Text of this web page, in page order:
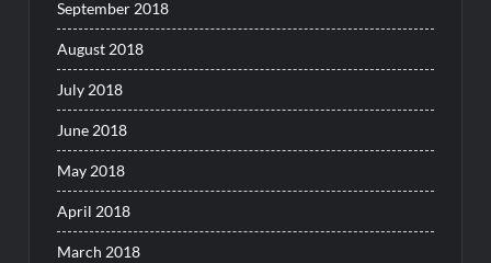
September 2018
August 2018
July 2018
June 2018
May 2018
April 2018
March 2018